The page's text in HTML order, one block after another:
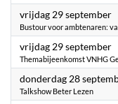
vrijdag 29 september
Bustour voor ambtenaren:
vrijdag 29 september
Themabijeenkomst VNHG
donderdag 28
Talkshow Beter Lezen